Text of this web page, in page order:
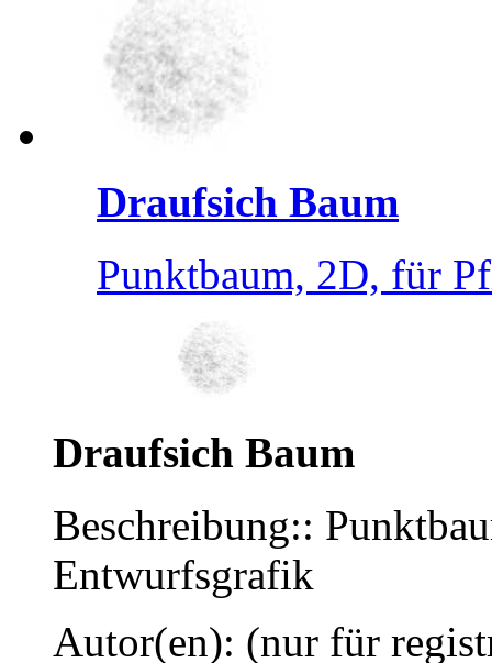
Draufsich Baum
Punktbaum, 2D, für
Draufsich Baum
Beschreibung::
Entwurfsgrafik
Autor(en): (nur für